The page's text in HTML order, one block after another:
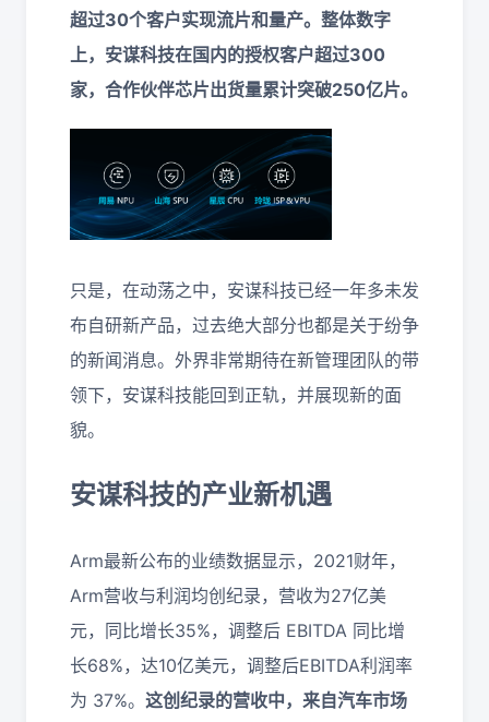
超过30个客户实现流片和量产。整体数字
上，安谋科技在国内的授权客户超过300
家，合作伙伴芯片出货量累计突破250亿片。
只是，在动荡之中，安谋科技已经一年多未发
布自研新产品，过去绝大部分也都是关于纷争
的新闻消息。外界非常期待在新管理团队的带
领下，安谋科技能回到正轨，并展现新的面
貌。
安谋科技的产业新机遇
Arm最新公布的业绩数据显示，2021财年，
Arm营收与利润均创纪录，营收为27亿美
元，同比增长35%，调整后 EBITDA 同比增
长68%，达10亿美元，调整后EBITDA利润率
为 37%。 这创纪录的营收中，来自汽车市场